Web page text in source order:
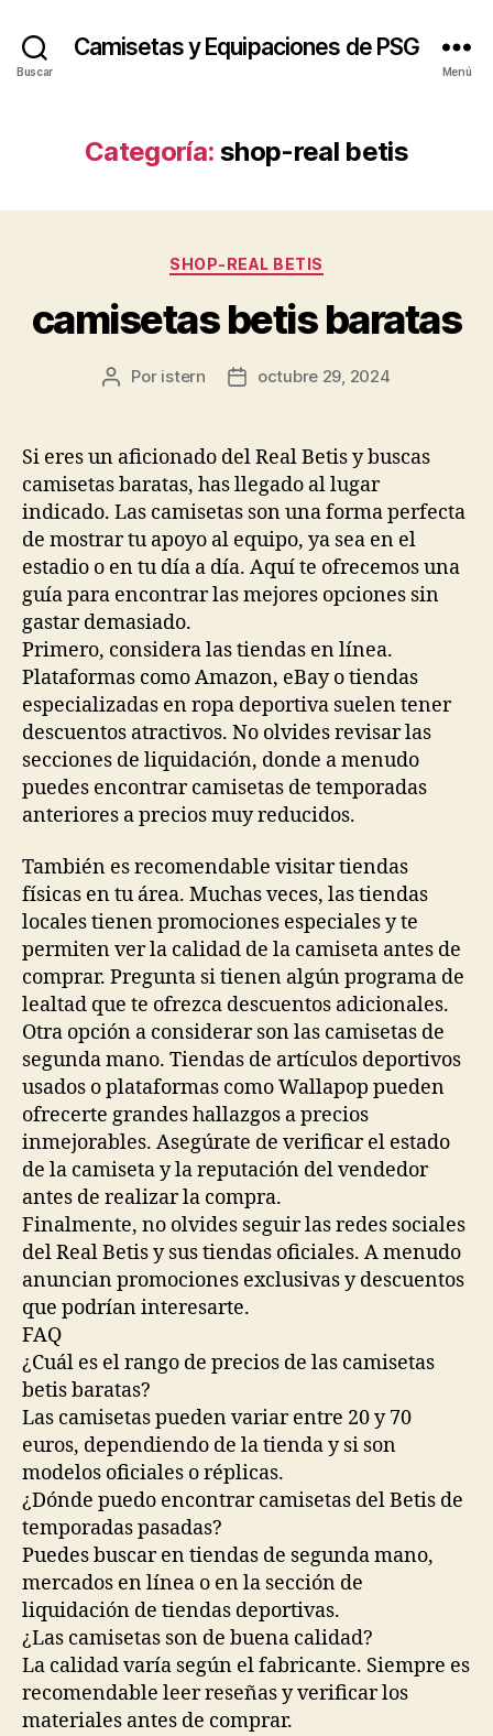
Buscar
Camisetas y Equipaciones de PSG
Menú
Categoría: shop-real betis
Categorías
SHOP-REAL BETIS
camisetas betis baratas
Autor
entrada
Por istern
Fecha
entrada
octubre 29, 2024
Si eres un aficionado del Real Betis y buscas
camisetas baratas, has llegado al lugar
indicado. Las camisetas son una forma perfecta
de mostrar tu apoyo al equipo, ya sea en el
estadio o en tu día a día. Aquí te ofrecemos una
guía para encontrar las mejores opciones sin
gastar demasiado.
Primero, considera las tiendas en línea.
Plataformas como Amazon, eBay o tiendas
especializadas en ropa deportiva suelen tener
descuentos atractivos. No olvides revisar las
secciones de liquidación, donde a menudo
puedes encontrar camisetas de temporadas
anteriores a precios muy reducidos.
También es recomendable visitar tiendas
físicas en tu área. Muchas veces, las tiendas
locales tienen promociones especiales y te
permiten ver la calidad de la camiseta antes de
comprar. Pregunta si tienen algún programa de
lealtad que te ofrezca descuentos adicionales.
Otra opción a considerar son las camisetas de
segunda mano. Tiendas de artículos deportivos
usados o plataformas como Wallapop pueden
ofrecerte grandes hallazgos a precios
inmejorables. Asegúrate de verificar el estado
de la camiseta y la reputación del vendedor
antes de realizar la compra.
Finalmente, no olvides seguir las redes sociales
del Real Betis y sus tiendas oficiales. A menudo
anuncian promociones exclusivas y descuentos
que podrían interesarte.
FAQ
¿Cuál es el rango de precios de las camisetas
betis baratas?
Las camisetas pueden variar entre 20 y 70
euros, dependiendo de la tienda y si son
modelos oficiales o réplicas.
¿Dónde puedo encontrar camisetas del Betis de
temporadas pasadas?
Puedes buscar en tiendas de segunda mano,
mercados en línea o en la sección de
liquidación de tiendas deportivas.
¿Las camisetas son de buena calidad?
La calidad varía según el fabricante. Siempre es
recomendable leer reseñas y verificar los
materiales antes de comprar.